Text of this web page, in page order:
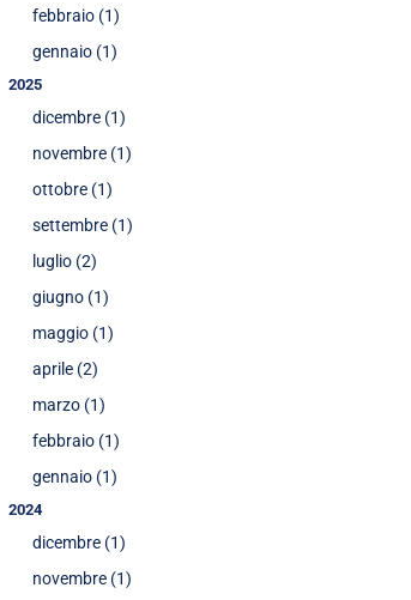
febbraio (1)
gennaio (1)
2025
dicembre (1)
novembre (1)
ottobre (1)
settembre (1)
luglio (2)
giugno (1)
maggio (1)
aprile (2)
marzo (1)
febbraio (1)
gennaio (1)
2024
dicembre (1)
novembre (1)